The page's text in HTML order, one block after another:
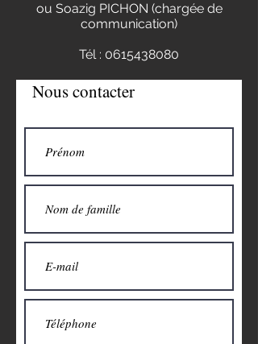
ou Soazig PICHON (chargée de
communication)
Tél : 0615438080
Nous contacter